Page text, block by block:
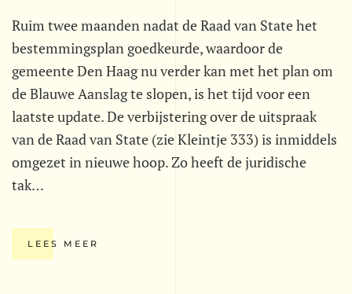
Ruim twee maanden nadat de Raad van State het
bestemmingsplan goedkeurde, waardoor de
gemeente Den Haag nu verder kan met het plan om
de Blauwe Aanslag te slopen, is het tijd voor een
laatste update. De verbijstering over de uitspraak
van de Raad van State (zie Kleintje 333) is inmiddels
omgezet in nieuwe hoop. Zo heeft de juridische
tak…
LEES MEER